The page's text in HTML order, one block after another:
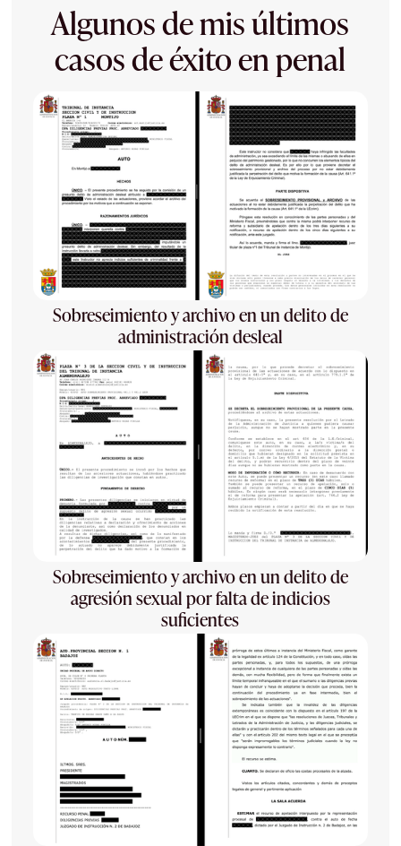
Algunos de mis últimos
casos de éxito en penal
Sobreseimiento y archivo en un delito de
administración desleal
Sobreseimiento y archivo en un delito de
agresión sexual por falta de indicios
suficientes